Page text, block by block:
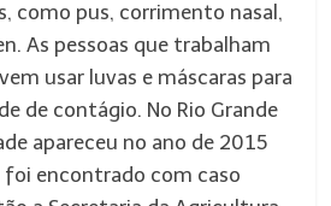
como pus, corrimento nasal,
As pessoas que trabalham
usar luvas e máscaras para
de contágio. No Rio Grande
apareceu no ano de 2015
encontrado com caso